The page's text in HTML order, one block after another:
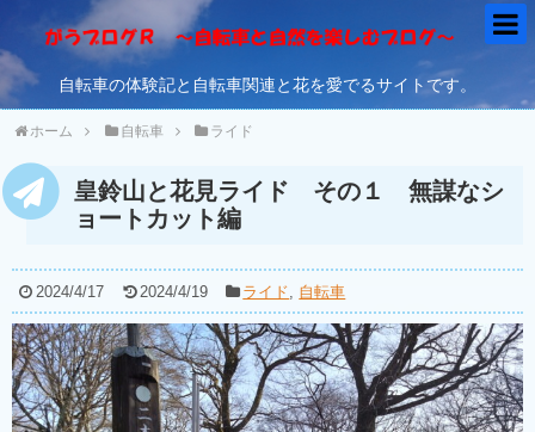
自転車の体験記と自転車関連と花を愛でるサイトです。
ホーム 自転車 ライド
皇鈴山と花見ライド その１ 無謀なシ
ョートカット編
2024/4/17 2024/4/19 ライド, 自転車